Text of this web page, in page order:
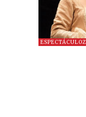
ESPECTÁCULOZ